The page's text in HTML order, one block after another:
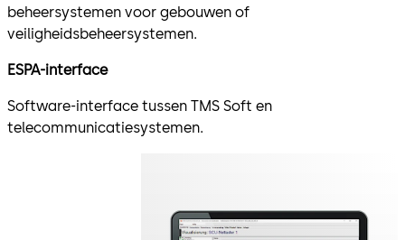
beheersystemen voor gebouwen of
veiligheidsbeheersystemen.
ESPA-interface
Software-interface tussen TMS Soft en
telecommunicatiesystemen.